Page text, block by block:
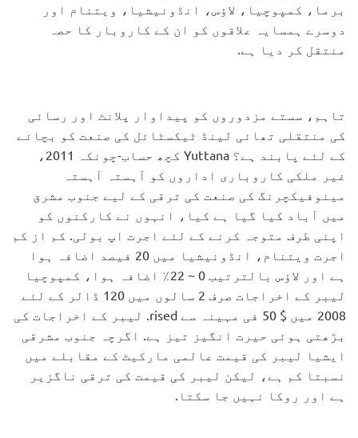
برما، کمپوچیا، لاؤس، انڈونیشیا، ویتنام اور
دوسرے ہمسایہ علاقوں کو ان کے کاروبار کا حصہ
منتقل کر دیا ہے.
تاہم، سستے مزدوروں کو پیداوار پلانٹ اور رسائی
کی منتقلی تھائی لینڈ ٹیکسٹائل کی صنعت کو بچانے
کے لئے پابند ہے؟ Yuttana کچھ حساب-چونکہ 2011،
غیر ملکی کاروباری اداروں کو آہستہ آہستہ
مینوفیکچرنگ کی صنعت کی ترقی کے لیے جنوب مشرق
میں آباد کیا گیا ہے کیا، انہوں نے کارکنوں کو
اپنی طرف متوجہ کرنے کے لئے اجرت اپ بولی. کم از کم
اجرت ویتنام، انڈونیشیا میں 20 فیصد اضافہ ہوا
ہے اور لاؤس بالترتیب 0 ~ 22٪ اضافہ ہوا، کمپوچیا
لیبر کے اخراجات صرف 2 سالوں میں 120 ڈالر کے لئے
2008 میں $ 50 فی مہینہ سے rised. لیبر کے اخراجات کی
بڑھتی ہوئی حیرت انگیز تیز ہے. اگرچہ جنوب مشرقی
ایشیا لیبر کی قیمت عالمی مارکیٹ کے مقابلے میں
نسبتا کم ہے، لیکن لیبر کی قیمت کی ترقی ناگزیر
ہے اور روکا نہیں جا سکتا.